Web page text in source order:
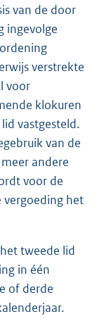
van de door
ingevolge
verstrekte
voor
klokuren
vastgesteld.
van de
andere
voor de
vergoeding het
tweede lid
in één
of derde